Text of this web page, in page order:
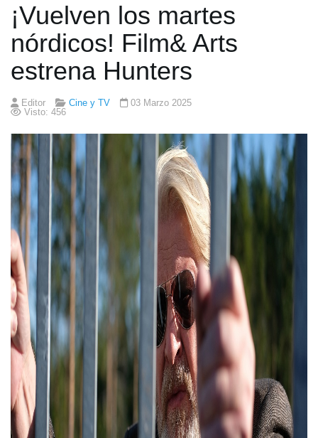
¡Vuelven los martes
nórdicos! Film& Arts
estrena Hunters
Editor Cine y TV
03 Marzo 2025
Visto: 456